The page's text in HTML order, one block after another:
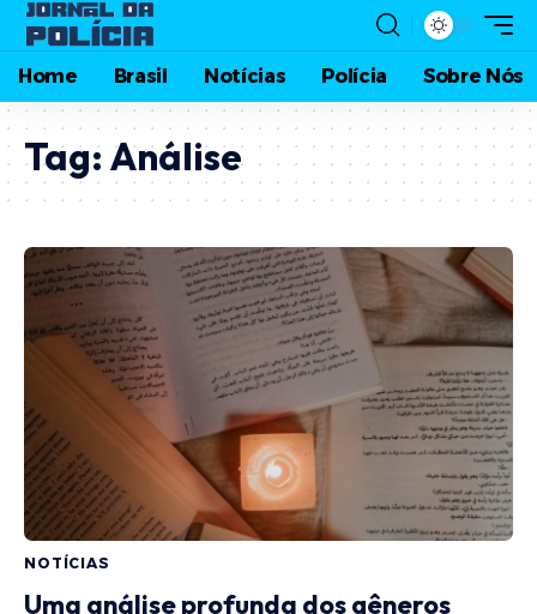
Home Brasil Notícias Polícia Sobre Nós
Tag: Análise
NOTÍCIAS
Uma análise profunda dos gêneros